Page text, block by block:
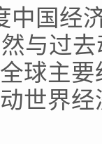
中国经
与过
球主
世界